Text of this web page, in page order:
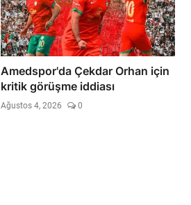
Amedspor'da Çekdar Orhan için
kritik görüşme iddiası
Ağustos 4, 2026 0